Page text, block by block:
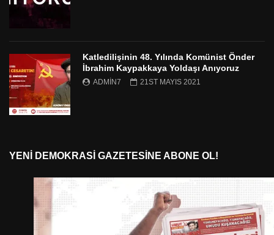
Katledilişinin 48. Yılında Komünist Önder
İbrahim Kaypakkaya Yoldaşı Anıyoruz
ADMIN7 21ST MAYIS 2021
YENI DEMOKRASI GAZETESINE ABONE OL!